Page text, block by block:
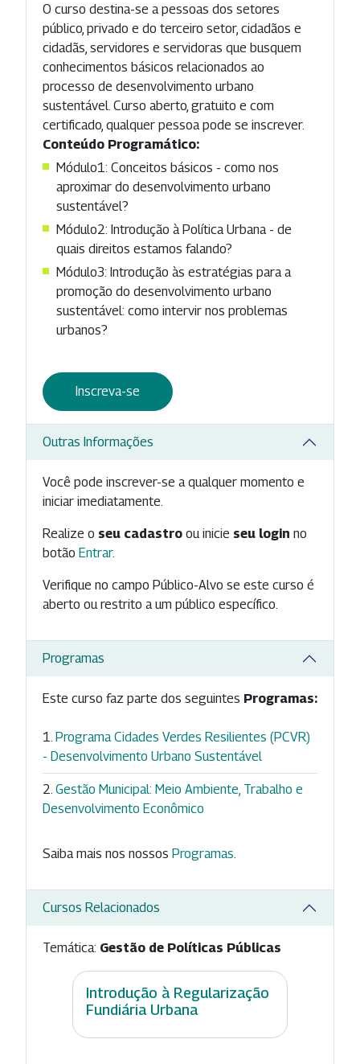
O curso destina-se a pessoas dos setores
público, privado e do terceiro setor, cidadãos e
cidadãs, servidores e servidoras que busquem
conhecimentos básicos relacionados ao
processo de desenvolvimento urbano
sustentável. Curso aberto, gratuito e com
certificado, qualquer pessoa pode se inscrever.
Conteúdo Programático:
Módulo1: Conceitos básicos - como nos
aproximar do desenvolvimento urbano
sustentável?
Módulo2: Introdução à Política Urbana - de
quais direitos estamos falando?
Módulo3: Introdução às estratégias para a
promoção do desenvolvimento urbano
sustentável: como intervir nos problemas
urbanos?
Inscreva-se
Outras Informações
Você pode inscrever-se a qualquer momento e
iniciar imediatamente.
Realize o seu cadastro ou inicie seu login no
botão Entrar.
Verifique no campo Público-Alvo se este curso é
aberto ou restrito a um público específico.
Programas
Este curso faz parte dos seguintes Programas:
Programa Cidades Verdes Resilientes (PCVR)
- Desenvolvimento Urbano Sustentável
Gestão Municipal: Meio Ambiente, Trabalho e
Desenvolvimento Econômico
Saiba mais nos nossos Programas
Cursos Relacionados
Temática: Gestão de Políticas Públicas
Introdução à Regularização
Fundiária Urbana